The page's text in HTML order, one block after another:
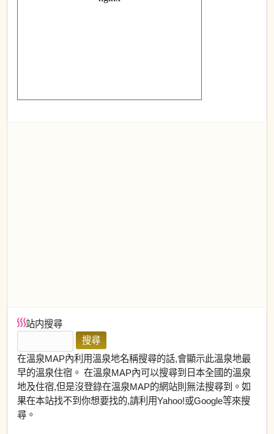
站内搜尋
在溫泉MAP內利用溫泉地名稱搜尋的話,會顯示此溫泉地最
早的溫泉住宿。 在溫泉MAP內可以搜尋到日本全國的溫泉
地及住宿,但是沒登錄在溫泉MAP的網站則無法搜尋到。如
果在本站找不到你想要找的,請利用Yahoo!或Google等來搜
尋。